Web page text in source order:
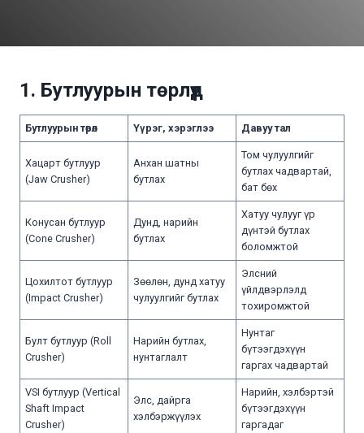
1. Бутлуурын төрлүүд
Бутлуурын төрөл Үүрэг, хэрэглээ Давуу тал
Хацарт бутлуур
(Jaw Crusher)
Анхан шатны
бутлах
Том чулуулгийг
бутлах чадвартай,
бат бөх
Конусан бутлуур
(Cone Crusher)
Дунд, нарийн
бутлах
Хатуу чулууг үр
дүнтэй бутлах
боломжтой
Цохилтот бутлуур
(Impact Crusher)
Зөөлөн, дунд хатуу
чулуулгийг бутлах
Элсний
үйлдвэрлэлд
тохиромжтой
Булт бутлуур (Roll
Crusher)
Нарийн бутлах,
нунтаглалт
Нунтаг
бүтээгдэхүүн
гаргах чадвартай
VSI бутлуур (Vertical
Shaft Impact
Crusher)
Элс, дайрга
хэлбэржүүлэх
Нарийн, хэлбэртэй
бүтээгдэхүүн
гаргадаг